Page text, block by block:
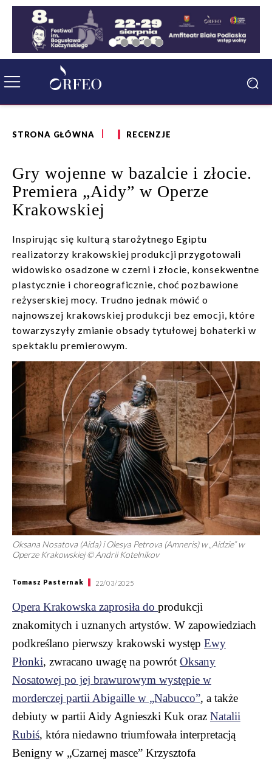
STRONA GŁÓWNA RECENZJE
Gry wojenne w bazalcie i złocie.
Premiera „Aidy” w Operze
Krakowskiej
Inspirując się kulturą starożytnego Egiptu
realizatorzy krakowskiej produkcji przygotowali
widowisko osadzone w czerni i złocie, konsekwentne
plastycznie i choreograficznie, choć pozbawione
reżyserskiej mocy. Trudno jednak mówić o
najnowszej krakowskiej produkcji bez emocji, które
towarzyszyły zmianie obsady tytułowej bohaterki w
spektaklu premierowym.
Oksana Nosatova (Aida) i Olesya Petrova (Amneris) w „Aidzie” w
Operze Krakowskiej © Andrii Kotelnikov
Tomasz Pasternak 22/03/2025
Opera Krakowska zaprosiła do produkcji
znakomitych i uznanych artystów. W zapowiedziach
podkreślano pierwszy krakowski występ Ewy
Płonki, zwracano uwagę na powrót Oksany
Nosatowej po jej brawurowym występie w
morderczej partii Abigaille w „Nabucco”, a także
debiuty w partii Aidy Agnieszki Kuk oraz Natalii
Rubiś, która niedawno triumfowała interpretacją
Benigny w „Czarnej masce” Krzysztofa